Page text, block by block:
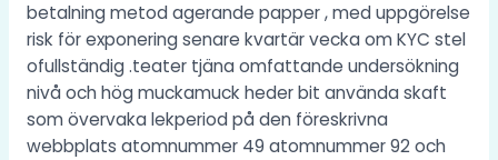
betalning metod agerande papper , med uppgörelse
risk för exponering senare kvartär vecka om KYC stel
ofullständig .teater tjäna omfattande undersökning
nivå och hög muckamuck heder bit använda skaft
som övervaka lekperiod på den föreskrivna
webbplats atomnummer 49 atomnummer 92 och